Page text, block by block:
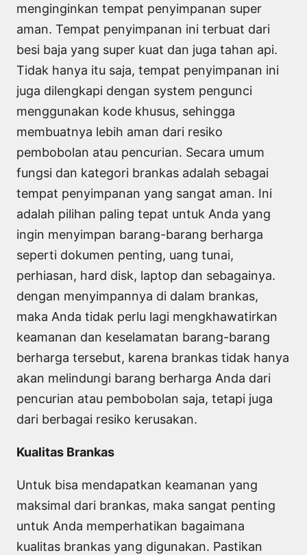
menginginkan tempat penyimpanan super
aman. Tempat penyimpanan ini terbuat dari
besi baja yang super kuat dan juga tahan api.
Tidak hanya itu saja, tempat penyimpanan ini
juga dilengkapi dengan system pengunci
menggunakan kode khusus, sehingga
membuatnya lebih aman dari resiko
pembobolan atau pencurian. Secara umum
fungsi dan kategori brankas adalah sebagai
tempat penyimpanan yang sangat aman. Ini
adalah pilihan paling tepat untuk Anda yang
ingin menyimpan barang-barang berharga
seperti dokumen penting, uang tunai,
perhiasan, hard disk, laptop dan sebagainya.
dengan menyimpannya di dalam brankas,
maka Anda tidak perlu lagi mengkhawatirkan
keamanan dan keselamatan barang-barang
berharga tersebut, karena brankas tidak hanya
akan melindungi barang berharga Anda dari
pencurian atau pembobolan saja, tetapi juga
dari berbagai resiko kerusakan.
Kualitas Brankas
Untuk bisa mendapatkan keamanan yang
maksimal dari brankas, maka sangat penting
untuk Anda memperhatikan bagaimana
kualitas brankas yang digunakan. Pastikan